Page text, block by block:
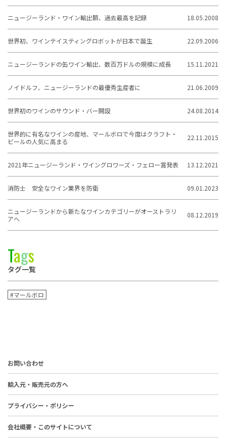
ニュージーランド・ワイン輸出額、過去最高を記録 18.05.2008
世界初、ワインテイスティングロボットが日本で誕生 22.09.2006
ニュージーランドの缶ワイン輸出、数百万ドルの規模に成長 15.11.2021
ノイドルフ、ニュージーランドの最優秀生産者に 21.06.2009
世界初のワインのサウンド・バー開設 24.08.2014
世界的に有名なワインの産地、マールボロで今度はクラフト・
ビールの人気に高まる
22.11.2015
2021年ニュージーランド・ワイングロワーズ・フェロー賞発表 13.12.2021
消防士 安全なワイン業界を防衛 09.01.2023
ニュージーランドから新たなワインカテゴリーがオーストラリ
アへ
08.12.2019
Tags
タグ一覧
#マールボロ
お問い合わせ
輸入元・販売元の方へ
プライバシー・ポリシー
会社概要・このサイトについて